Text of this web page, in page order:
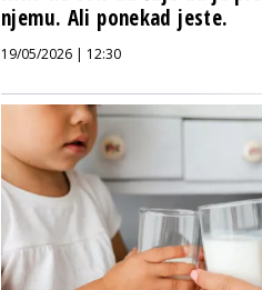
njemu. Ali ponekad jeste.
19/05/2026 | 12:30